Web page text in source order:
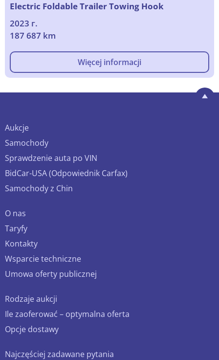
Electric Foldable Trailer Towing Hook
2023 г.
187 687 km
Więcej informacji
Aukcje
Samochody
Sprawdzenie auta po VIN
BidCar-USA (Odpowiednik Carfax)
Samochody z Chin
O nas
Taryfy
Kontakty
Wsparcie techniczne
Umowa oferty publicznej
Rodzaje aukcji
Ile zaoferować – optymalna oferta
Opcje dostawy
Najczęściej zadawane pytania